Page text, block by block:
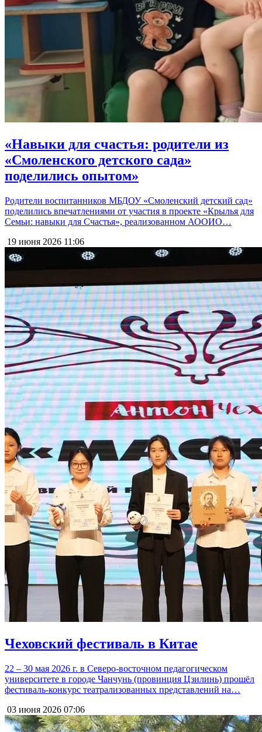
«Навыки для счастья: родители из
«Смоленского детского сада»
поделились опытом»
Родители воспитанников МБДОУ «Смоленский детский сад»
поделились впечатлениями от участия в проекте «Крылья для
Семьи: навыки для Счастья», реализованном АООИО…
19 июня 2026 11:06
Чеховский фестиваль в Китае
22 – 30 мая 2026 г. в Северо-восточном педагогическом
университете в городе Чанчунь (провинция Цзилинь) прошёл
фестиваль-конкурс театрализованных представлений на…
03 июня 2026 07:06